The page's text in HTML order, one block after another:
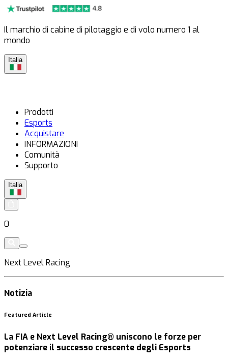
Il marchio di cabine di pilotaggio e di volo numero 1 al
mondo
Italia
Prodotti
Esports
Acquistare
INFORMAZIONI
Comunità
Supporto
Italia
0
Next Level Racing
Notizia
Featured Article
La FIA e Next Level Racing® uniscono le forze per
potenziare il successo crescente degli Esports